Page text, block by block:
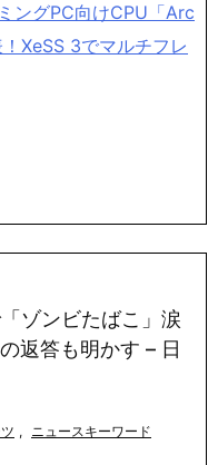
ングPC向けCPU「Arc
XeSS 3でマルチフレ
ゾンビたばこ」涙
返答も明かす – 日
, ニュースキーワード